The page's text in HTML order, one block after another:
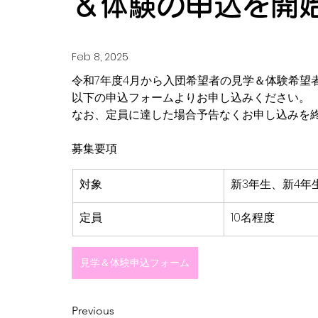
Feb 8, 2025
令和7年度4月から入団希望者の見学＆体験希望
以下の申込フォームよりお申し込みください。
なお、定員に達した場合予告なくお申し込みを
募集要項
対象 新3年生、新4年
定員 10名程度
見学＆体験申込フォーム
Previous